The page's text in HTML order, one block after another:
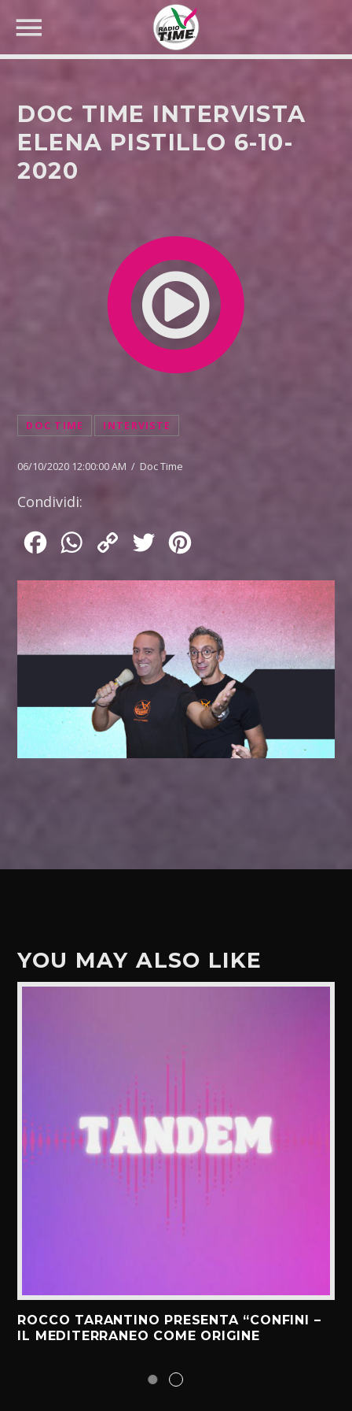
CERCA NEL SITO WEB:
DOC TIME INTERVISTA
ELENA PISTILLO 6-10-
2020
DOC TIME INTERVISTE
06/10/2020 12:00:00 AM / Doc Time
Condividi:
FacebookWhatsApp
Copy
Twitter
YOU MAY ALSO LIKE
ROCCO TARANTINO PRESENTA “CONFINI –
IL MEDITERRANEO COME ORIGINE